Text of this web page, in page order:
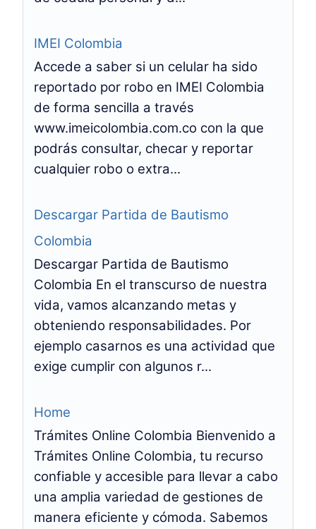
IMEI Colombia
Accede a saber si un celular ha sido
reportado por robo en IMEI Colombia
de forma sencilla a través
www.imeicolombia.com.co con la que
podrás consultar, checar y reportar
cualquier robo o extra...
Descargar Partida de Bautismo
Colombia
Descargar Partida de Bautismo
Colombia En el transcurso de nuestra
vida, vamos alcanzando metas y
obteniendo responsabilidades. Por
ejemplo casarnos es una actividad que
exige cumplir con algunos r...
Home
Trámites Online Colombia Bienvenido a
Trámites Online Colombia, tu recurso
confiable y accesible para llevar a cabo
una amplia variedad de gestiones de
manera eficiente y cómoda. Sabemos